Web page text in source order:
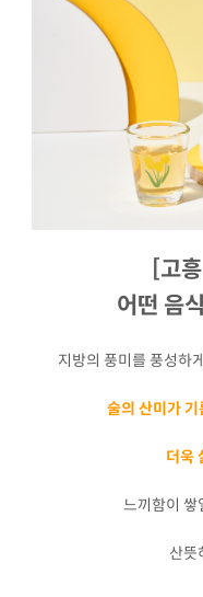
[고
어떤 음
지방의 풍미를 풍성하
술의 산미가
더욱
느끼함이 쌓
산뜻